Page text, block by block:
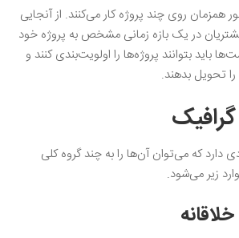
همزمان روی چند پروژه کار می‌کنند‌. از آنجایی
در یک بازه زمانی مشخص به پروژه خود
باید بتوانند پروژه‌ها را اولویت‌بندی کنند و
تحویل بدهند.
دارد که می‌توان آن‌ها را به چند گروه کلی
زیر می‌شود.